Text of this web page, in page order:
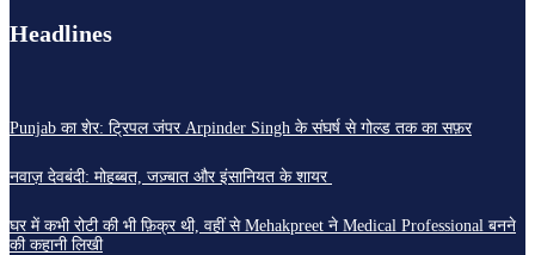
Headlines
Punjab का शेर: ट्रिपल जंपर Arpinder Singh के संघर्ष से गोल्ड तक का सफ़र
नवाज़ देवबंदी: मोहब्बत, जज़्बात और इंसानियत के शायर
घर में कभी रोटी की भी फ़िक्र थी, वहीं से Mehakpreet ने Medical Professional बनने
की कहानी लिखी